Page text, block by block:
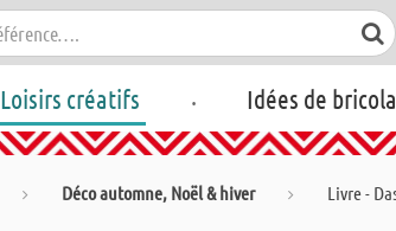
Loisirs créatifs . Idées de
Déco automne, Noël & hiver Livre -